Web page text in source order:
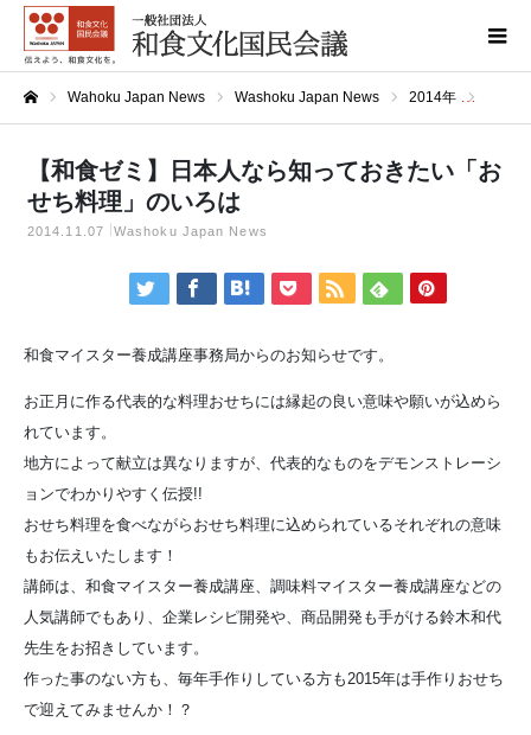
Wahoku Japan News Washoku Japan News 2014年
【和食ゼミ】日本人なら知っておきたい「お
せち料理」のいろは
2014.11.07 Washoku Japan News
和食マイスター養成講座事務局からのお知らせです。
お正月に作る代表的な料理おせちには縁起の良い意味や願いが込めら
れています。
地方によって献立は異なりますが、代表的なものをデモンストレーシ
ョンでわかりやすく伝授!!
おせち料理を食べながらおせち料理に込められているそれぞれの意味
もお伝えいたします！
講師は、和食マイスター養成講座、調味料マイスター養成講座などの
人気講師でもあり、企業レシピ開発や、商品開発も手がける鈴木和代
先生をお招きしています。
作った事のない方も、毎年手作りしている方も2015年は手作りおせち
で迎えてみませんか！？